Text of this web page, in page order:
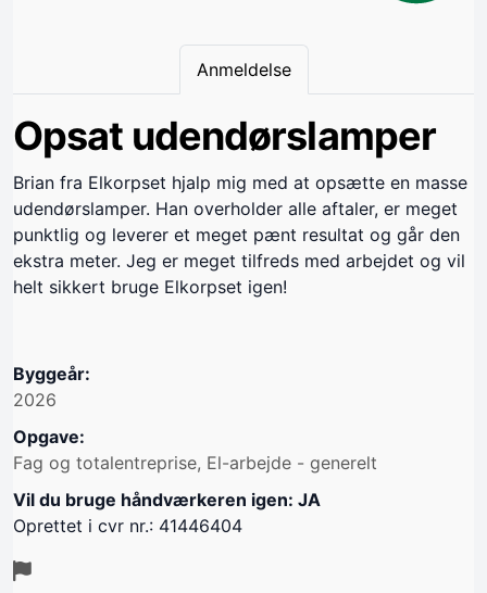
Anmeldelse
Opsat udendørslamper
Brian fra Elkorpset hjalp mig med at opsætte en masse
udendørslamper. Han overholder alle aftaler, er meget
punktlig og leverer et meget pænt resultat og går den
ekstra meter. Jeg er meget tilfreds med arbejdet og vil
helt sikkert bruge Elkorpset igen!
Byggeår:
2026
Opgave:
Fag og totalentreprise, El-arbejde - generelt
Vil du bruge håndværkeren igen: JA
Oprettet i cvr nr.: 41446404